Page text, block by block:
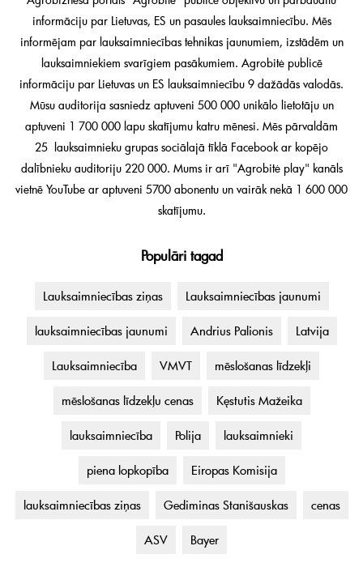
informāciju par Lietuvas, ES un pasaules lauksaimniecību. Mēs
informējam par lauksaimniecības tehnikas jaunumiem, izstādēm un
lauksaimniekiem svarīgiem pasākumiem. Agrobitė publicē
informāciju par Lietuvas un ES lauksaimniecību 9 dažādās valodās.
Mūsu auditorija sasniedz aptuveni 500 000 unikālo lietotāju un
aptuveni 1 700 000 lapu skatījumu katru mēnesi. Mēs pārvaldām
25 lauksaimnieku grupas sociālajā tīklā Facebook ar kopējo
dalībnieku auditoriju 220 000. Mums ir arī "Agrobitė play" kanāls
vietnē YouTube ar aptuveni 5700 abonentu un vairāk nekā 1 600 000
skatījumu.
Populāri tagad
Lauksaimniecības ziņas Lauksaimniecības jaunumi
lauksaimniecības jaunumi Andrius Palionis Latvija
Lauksaimniecība VMVT mēslošanas līdzekļi
mēslošanas līdzekļu cenas Kęstutis Mažeika
lauksaimniecība Polija lauksaimnieki
piena lopkopība Eiropas Komisija
lauksaimniecības ziņas Gediminas Stanišauskas cenas
ASV Bayer